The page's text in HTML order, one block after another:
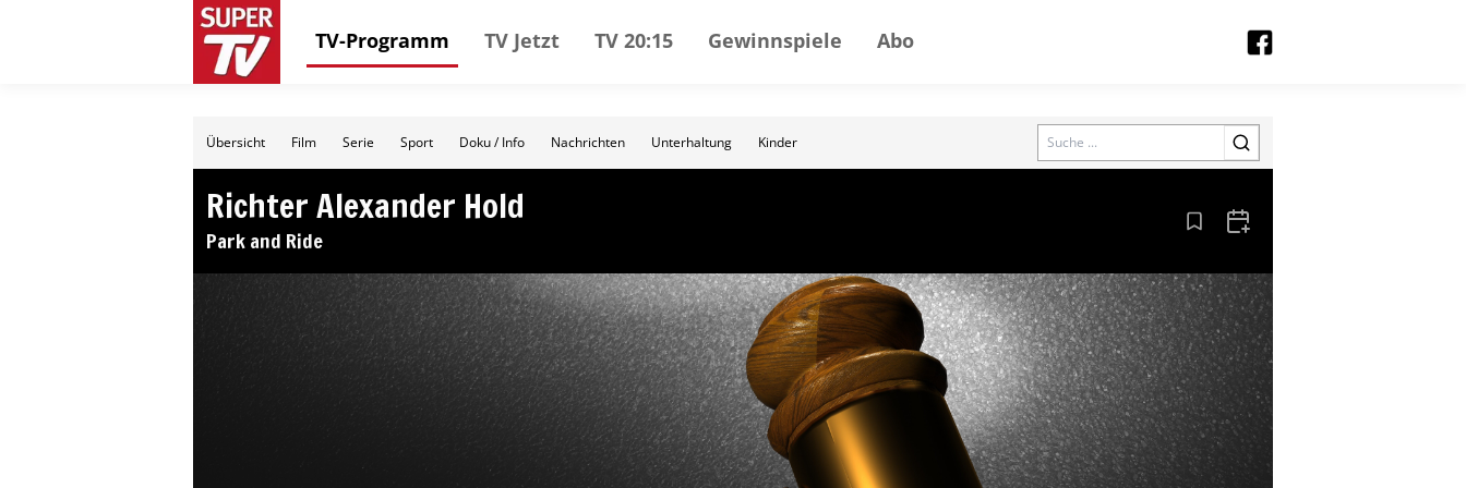
TV-Programm TV Jetzt TV 20:15 Gewinnspiele Abo
Übersicht Film Serie Sport Doku / Info Nachrichten Unterhaltung Kinder Search
Richter Alexander Hold
Park and Ride Aus den Lesezeichen entfernen
Zum Kalender hinzufügen